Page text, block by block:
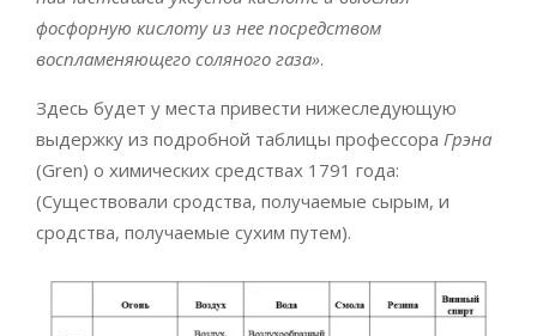
фосфорную кислоту из нее посредством
воспламеняющего соляного газа».
Здесь будет у места привести нижеследующую
выдержку из подробной таблицы профессора Грэна
(Gren) о химических средствах 1791 года:
(Существовали сродства, получаемые сырым, и
сродства, получаемые сухим путем).